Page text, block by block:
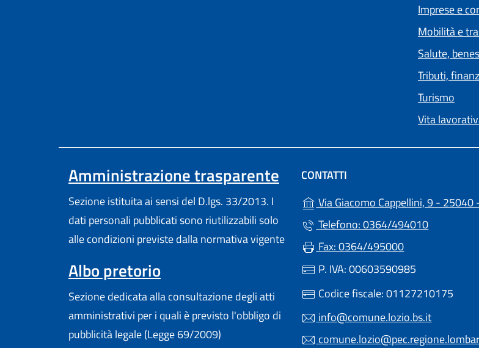
Imprese e
Mobilità e
Salute,
Tributi,
Turismo
Vita
Amministrazione trasparente
Sezione istituita ai sensi del D.lgs. 33/2013. I
dati personali pubblicati sono riutilizzabili solo
alle condizioni previste dalla normativa vigente
Albo pretorio
Sezione dedicata alla consultazione degli atti
amministrativi per i quali è previsto l'obbligo di
pubblicità legale (Legge 69/2009)
CONTATTI
Via Giacomo Cappellini, 9 - 25040 -
Telefono: 0364/494010
Fax: 0364/495000
P. IVA: 00603590985
Codice fiscale: 01127210175
info@comune.lozio.bs.it